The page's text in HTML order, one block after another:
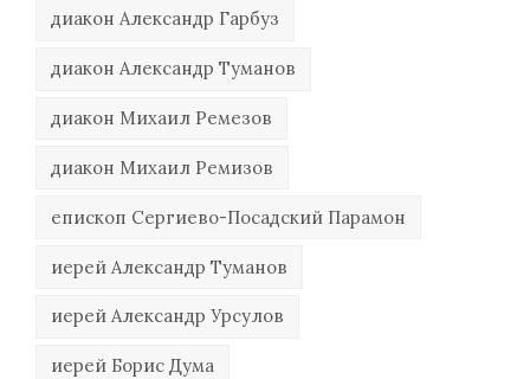
диакон Александр Гарбуз
диакон Александр Туманов
диакон Михаил Ремезов
диакон Михаил Ремизов
епископ Сергиево-Посадский Парамон
иерей Александр Туманов
иерей Александр Урсулов
иерей Борис Дума